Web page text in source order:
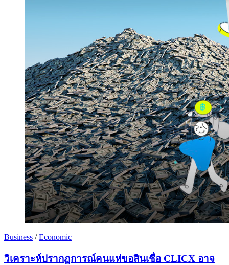
Business /Economic
วิเคราะห์ปรากฏการณ์คนแห่ขอสินเชื่อ CLICX อาจ